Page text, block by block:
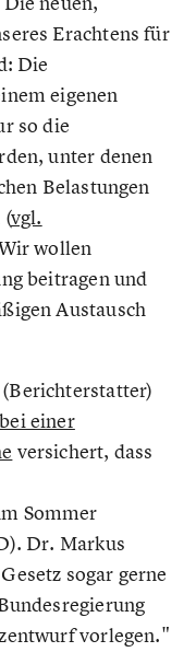
Erachtens für
Die
eigenen
so die
unter denen
Belastungen
(vgl.
wollen
beitragen und
Austausch
bei einer
versichert, dass
Sommer
Dr. Markus
sogar gerne
vorlegen."